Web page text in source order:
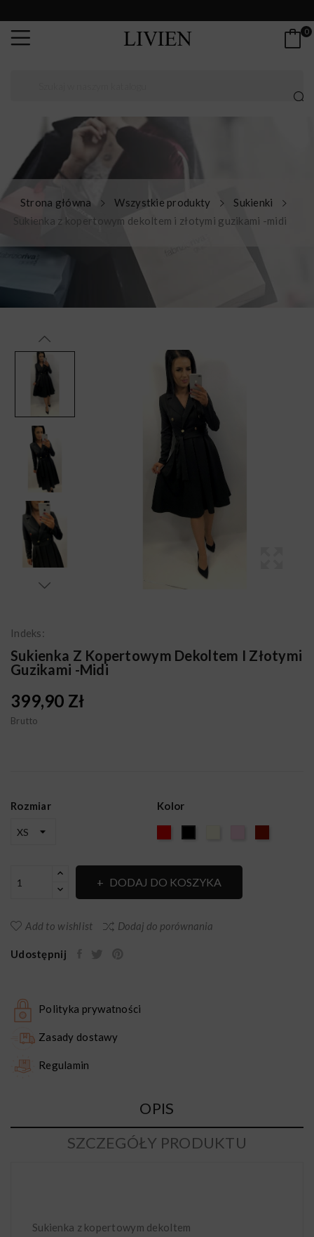
0
Strona główna Wszystkie produkty
Sukienki
Sukienka z kopertowym dekoltem i złotymi guzikami -midi
Indeks:
Sukienka Z Kopertowym Dekoltem I Złotymi
Guzikami -midi
399,90 Zł
Brutto
Rozmiar Kolor
DODAJ DO KOSZYKA
Add to wishlist Dodaj do porównania
Udostępnij
Polityka prywatności
Zasady dostawy
Regulamin
OPIS
SZCZEGÓŁY PRODUKTU
Sukienka z kopertowym dekoltem